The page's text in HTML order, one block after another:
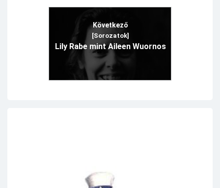
Következő
[Sorozatok]
Lily Rabe mint Aileen Wuornos